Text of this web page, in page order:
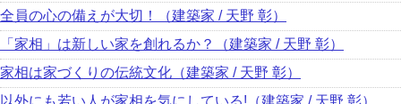
全員の心の備えが大切！（建築家 / 天野 彰）
「家相」は新しい家を創れるか？（建築家 / 天野 彰）
家相は家づくりの伝統文化（建築家 / 天野 彰）
以外にも若い人が家相を気にしている!（建築家 / 天野 彰）